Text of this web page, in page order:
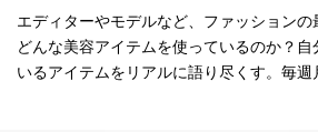
エディターやモデルなど、ファッション
どんな美容アイテムを使っているのか？
いるアイテムをリアルに語り尽くす。毎週